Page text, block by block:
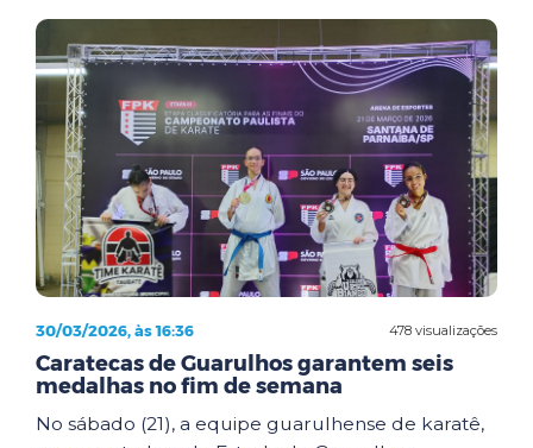
478 visualizações
30/03/2026, às 16:36
Caratecas de Guarulhos garantem seis
medalhas no fim de semana
No sábado (21), a equipe guarulhense de karatê,